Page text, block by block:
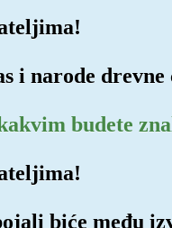
i narode drevne
budete
biće među